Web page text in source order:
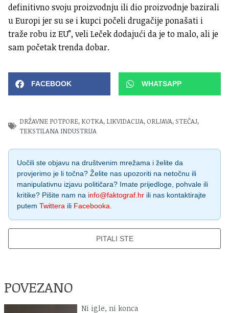
definitivno svoju proizvodnju ili dio proizvodnje bazirali
u Europi jer su se i kupci počeli drugačije ponašati i
traže robu iz EU”, veli Leček dodajući da je to malo, ali je
sam početak trenda dobar.
FACEBOOK WHATSAPP
DRŽAVNE POTPORE, KOTKA, LIKVIDACIJA,ORLJAVA, STEČAJ,
TEKSTILANA INDUSTRIJA
Uočili ste objavu na društvenim mrežama i želite da
provjerimo je li točna? Želite nas upozoriti na netočnu ili
manipulativnu izjavu političara? Imate prijedloge, pohvale ili
kritike? Pišite nam na info@faktograf.hr ili nas kontaktirajte
putem Twittera ili Facebooka
PITALI STE
POVEZANO
Ni igle, ni konca